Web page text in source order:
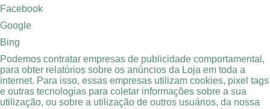
Facebook
Google
Bing
Podemos contratar empresas de publicidade comportamental,
para obter relatórios sobre os anúncios da Loja em toda a
internet. Para isso, essas empresas utilizam cookies, pixel tags
e outras tecnologias para coletar informações sobre a sua
utilização, ou sobre a utilização de outros usuários, da nossa